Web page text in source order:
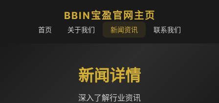
BBIN宝盈官网主页
首页 关于我们 新闻资讯 联系我们
新闻详情
深入了解行业资讯